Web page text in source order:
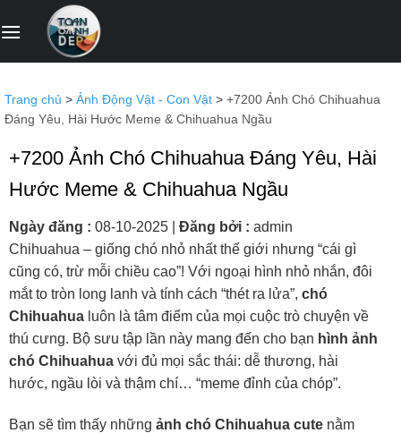
qua
Trang chủ > Ảnh Động Vật - Con Vật > +7200 Ảnh Chó Chihuahua
Đáng Yêu, Hài Hước Meme & Chihuahua Ngầu
+7200 Ảnh Chó Chihuahua Đáng Yêu, Hài
Hước Meme & Chihuahua Ngầu
Ngày đăng : 08-10-2025 Đăng bởi : admin
Chihuahua – giống chó nhỏ nhất thế giới nhưng “cái gì
cũng có, trừ mỗi chiều cao”! Với ngoại hình nhỏ nhắn, đôi
mắt to tròn long lanh và tính cách “thét ra lửa”, chó
Chihuahua luôn là tâm điểm của mọi cuộc trò chuyện về
thú cưng. Bộ sưu tập lần này mang đến cho bạn hình ảnh
chó Chihuahua với đủ mọi sắc thái: dễ thương, hài
hước, ngầu lòi và thậm chí… “meme đỉnh của chóp”.
Bạn sẽ tìm thấy những ảnh chó Chihuahua cute nằm